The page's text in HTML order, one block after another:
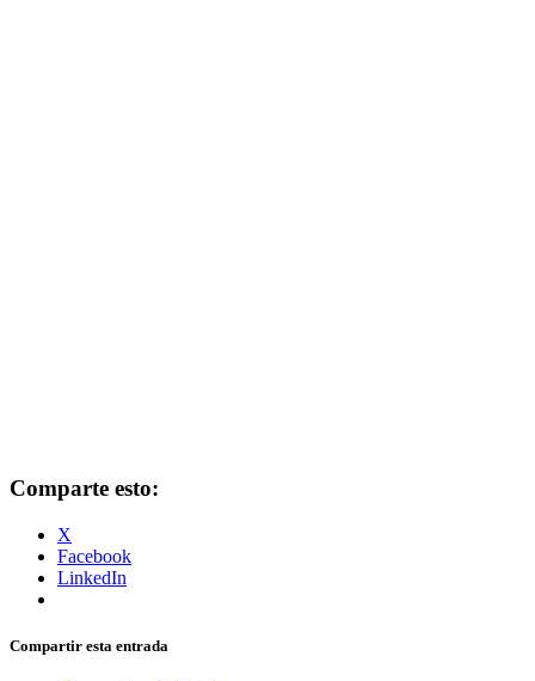
Comparte esto:
X
Facebook
LinkedIn
Compartir esta entrada